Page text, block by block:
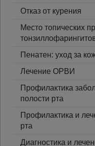
Отказ от курения
Место топических
Пенатен: уход за
Лечение ОРВИ
Профилактика
полости рта
Профилактика и
рта
Диагностика и